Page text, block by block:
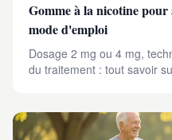
Gomme à la nicotine
mode d'emploi
Dosage 2 mg ou 4 mg,
du traitement : tout savoir